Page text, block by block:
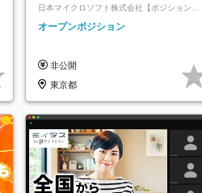
日本マイクロソフト株式会社【ポジションマ
ッチ登録】
オープンポジション
非公開
東京都